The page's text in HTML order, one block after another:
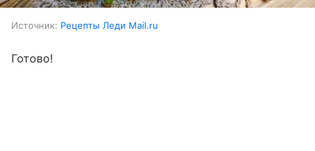
Источник: Рецепты Леди Mail.ru
Готово!